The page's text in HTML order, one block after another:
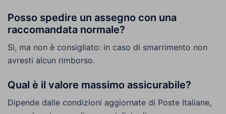
Posso spedire un assegno con una
raccomandata normale?
Sì, ma non è consigliato: in caso di smarrimento non
avresti alcun rimborso.
Qual è il valore massimo assicurabile?
Dipende dalle condizioni aggiornate di Poste Italiane,